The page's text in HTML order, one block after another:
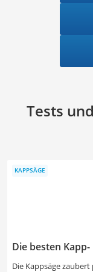
Tests
Die besten
Die Kappsäge
KAPPSÄGE